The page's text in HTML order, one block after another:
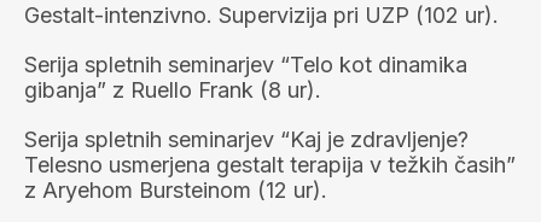
Gestalt-intenzivno. Supervizija pri UZP (102 ur).
Serija spletnih seminarjev “Telo kot dinamika
gibanja” z Ruello Frank (8 ur).
Serija spletnih seminarjev “Kaj je zdravljenje?
Telesno usmerjena gestalt terapija v težkih časih”
z Aryehom Bursteinom (12 ur).